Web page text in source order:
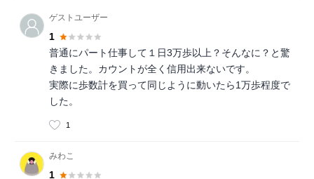
ゲストユーザー
1
普通にパート仕事して１日3万歩以上？そんなに？と驚
きました。カウントが全く信用出来ないです。
実際に歩数計を買って同じように動いたら1万歩程度で
した。
1
みわこ
1